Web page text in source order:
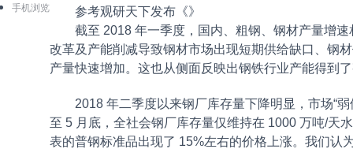
手机浏览 参考观研天下发布《》
截至 2018 年一季度，国内 、粗钢、钢材产量增
改革及产能削减导致钢材市场出现短期供给缺口、钢
产量快速增加。这也从侧面反映出钢铁行业产能得到
2018 年二季度以来钢厂库存量下降明显，市场“弱
至 5 月底，全社会钢厂库存量仅维持在 1000 万吨/天
表的普钢标准品出现了 15%左右的价格上涨。我们认